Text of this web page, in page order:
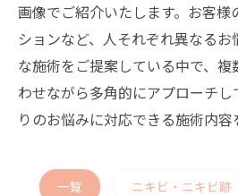
画像でご紹介いたします。お客様
ションなど、人それぞれ異なる
な施術をご提案している中で、
わせながら多角的にアプローチし
りのお悩みに対応できる施術内容
一覧 ニキビ・ニキビ跡